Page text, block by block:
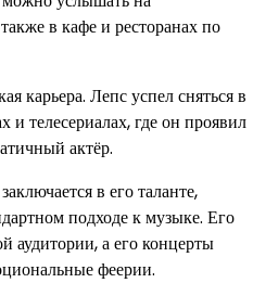
в кафе и ресторанах по
карьера. Лепс успел сняться в
и телесериалах, где он проявил
актёр.
в его таланте,
подходе к музыке. Его
аудитории, а его концерты
феерии.